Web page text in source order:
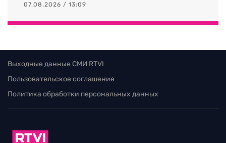
07.08.2026 / 13:09
Выходные данные СМИ RTVI
Пользовательское соглашение
Политика обработки персональных данных